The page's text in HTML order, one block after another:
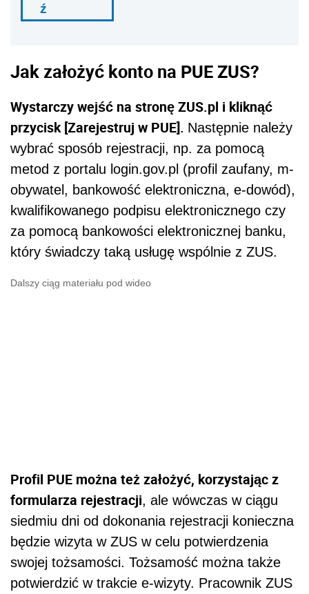
ź
Jak założyć konto na PUE ZUS?
Wystarczy wejść na stronę ZUS.pl i kliknąć
przycisk [Zarejestruj w PUE]. Następnie należy
wybrać sposób rejestracji, np. za pomocą
metod z portalu login.gov.pl (profil zaufany, m-
obywatel, bankowość elektroniczna, e-dowód),
kwalifikowanego podpisu elektronicznego czy
za pomocą bankowości elektronicznej banku,
który świadczy taką usługę wspólnie z ZUS.
Dalszy ciąg materiału pod wideo
Profil PUE można też założyć, korzystając z
formularza rejestracji, ale wówczas w ciągu
siedmiu dni od dokonania rejestracji konieczna
będzie wizyta w ZUS w celu potwierdzenia
swojej tożsamości. Tożsamość można także
potwierdzić w trakcie e-wizyty. Pracownik ZUS